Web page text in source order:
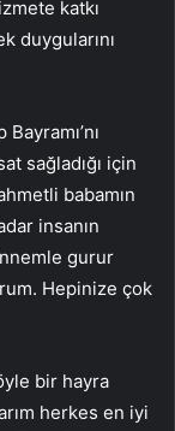
katkı
duygularını
sağladığı için
babamın
insanın
gurur
Hepinize çok
bir hayra
herkes en iyi